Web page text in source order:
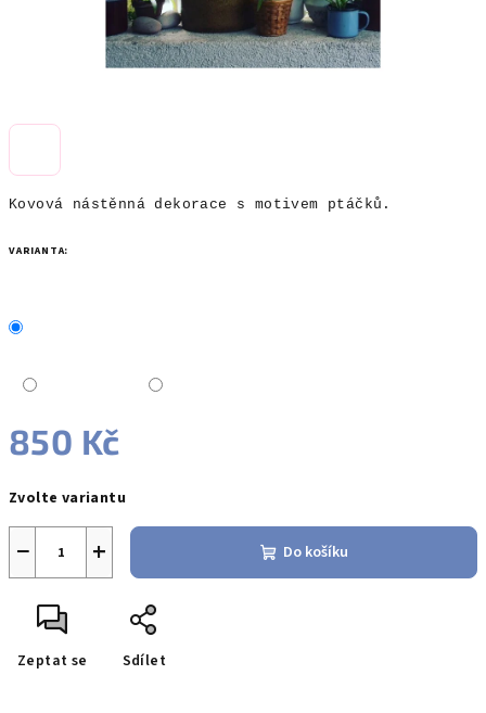
Kovová nástěnná dekorace s motivem ptáčků.
VARIANTA:
850 Kč
cena:
Zvolte variantu
+
− Do košíku
Zeptat se Sdílet